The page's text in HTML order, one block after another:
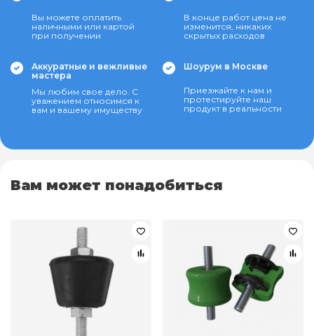
Вы можете оплатить
наличными или картой
при получении
В конце работ цена не
изменится, никаких
скрытых расходов
Аккуратные и вежливые
мастера
Мы любим свое дело. С
уважением относимся к
вам и вашему имуществу
Шоурум в Москве
Приезжайте к нам и
протестируйте наш
продукт в реальности
Вам может понадобиться